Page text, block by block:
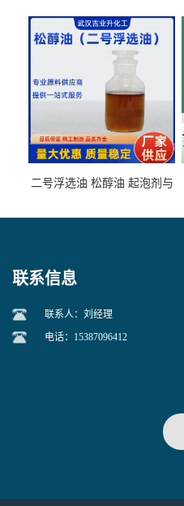
二号浮选油 松醇油 起泡剂与
联系信息
联系人：刘经理
电话：15387096412